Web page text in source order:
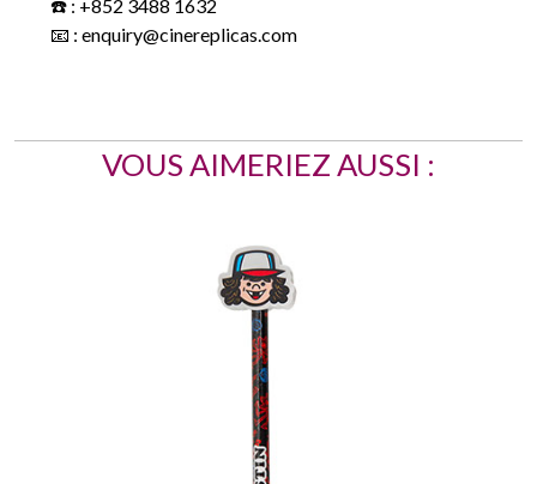
☎️ : +852 3488 1632
📧 : enquiry@cinereplicas.com
VOUS AIMERIEZ AUSSI :